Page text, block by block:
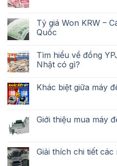
Tỷ giá Won KRW –
Quốc
Tìm hiểu về đồng
Nhật có gì?
Khác biệt giữa máy
Giới thiệu mua máy
Giải thích chi tiết